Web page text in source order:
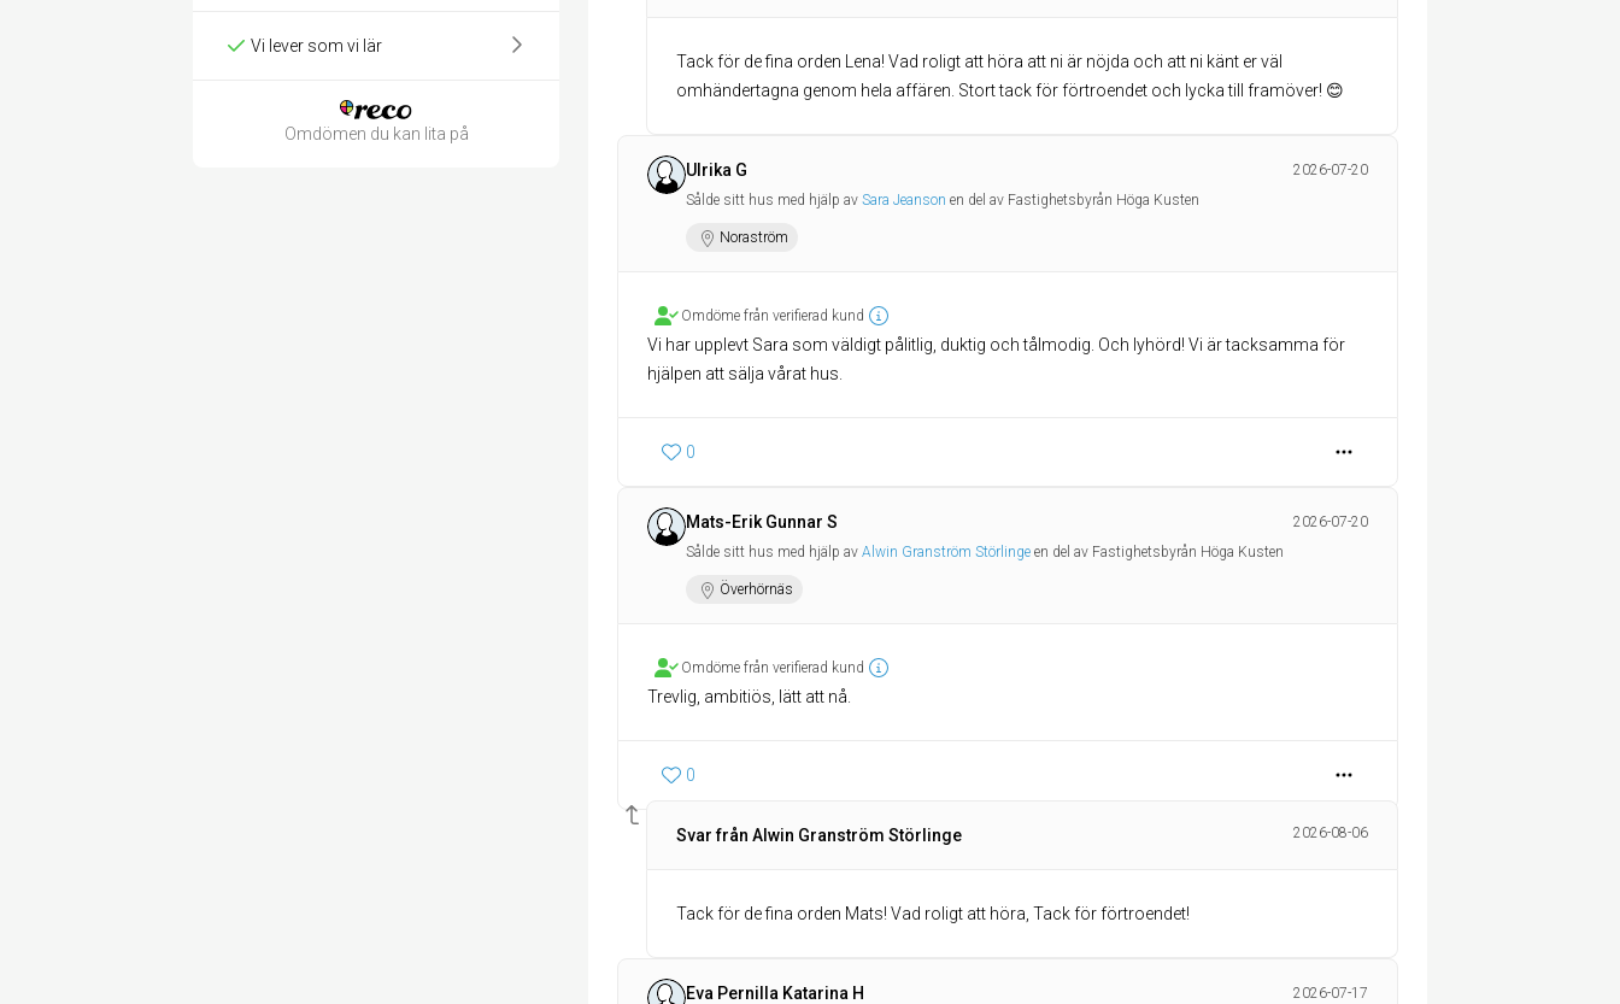
Vi lever som vi lär
Omdömen du kan lita på
Tack för de fina orden Lena! Vad roligt att höra att ni är nöjda och att ni känt er väl
omhändertagna genom hela affären. Stort tack för förtroendet och lycka till framöver! 😊
Ulrika G
2026-07-20
Sålde sitt hus med hjälp av Sara Jeanson en del av Fastighetsbyrån Höga Kusten
Noraström
Omdöme från verifierad kund
Vi har upplevt Sara som väldigt pålitlig, duktig och tålmodig. Och lyhörd! Vi är tacksamma för
hjälpen att sälja vårat hus.
0
Mats-Erik Gunnar S
2026-07-20
Sålde sitt hus med hjälp av Alwin Granström Störlinge en del av Fastighetsbyrån Höga Kusten
Överhörnäs
Omdöme från verifierad kund
Trevlig, ambitiös, lätt att nå.
0
Svar från Alwin Granström Störlinge 2026-08-06
Tack för de fina orden Mats! Vad roligt att höra, Tack för förtroendet!
Eva Pernilla Katarina H
2026-07-17